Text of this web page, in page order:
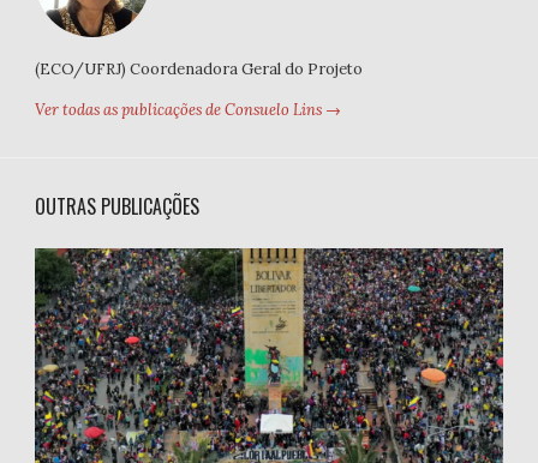
(ECO/UFRJ) Coordenadora Geral do Projeto
Ver todas as publicações de Consuelo Lins →
OUTRAS PUBLICAÇÕES